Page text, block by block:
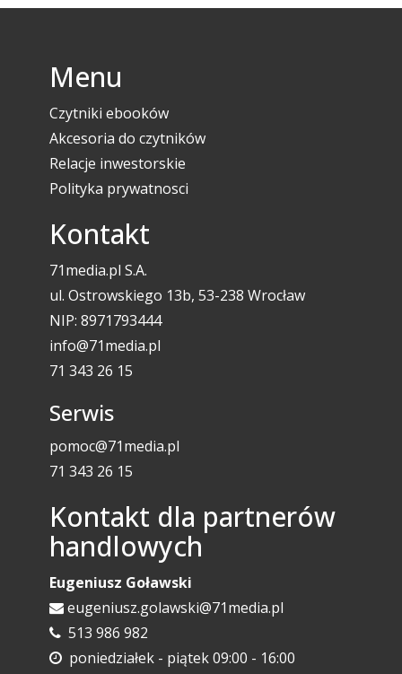
Menu
Czytniki ebooków
Akcesoria do czytników
Relacje inwestorskie
Polityka prywatnosci
Kontakt
71media.pl S.A.
ul. Ostrowskiego 13b, 53-238 Wrocław
NIP: 8971793444
info@71media.pl
71 343 26 15
Serwis
pomoc@71media.pl
71 343 26 15
Kontakt dla partnerów
handlowych
Eugeniusz Goławski
eugeniusz.golawski@71media.pl
513 986 982
poniedziałek - piątek 09:00 - 16:00